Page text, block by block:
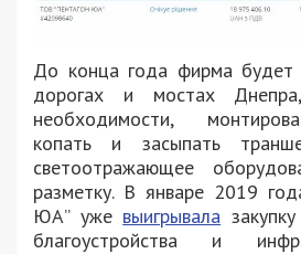
До конца года фирма будет
дорогах и мостах
необходимости,
копать и засыпать
светоотражающее
разметку. В январе 2019
ЮА” уже выигрывала
благоустройства и